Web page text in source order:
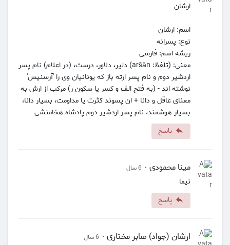
ارشان
اسم: ارشان
نوع: پسرانه
ریشه اسم: فارسی
معنی: (تلفظ: aršān) دلیر، دلاور، درست، (در اعلام) نام پسر
اردشیر دوم و نام پسر ارته باز که یونانیان وی را 'آرسنیس'
نوشته اند - (به فتح الف و کسر یا سکون ر) مرکب از ارش به
معنای عاقل و دانا + ان پسوند کثرت یا مداومت، بسیار دانا،
بسیار هوشمند، نام پسر اردشیر دوم پادشاه هخامنشی
پاسخ
مینا محمودی · 6 سال
نیما
پاسخ
ارشان (جواد) صابر مختاری · 6 سال